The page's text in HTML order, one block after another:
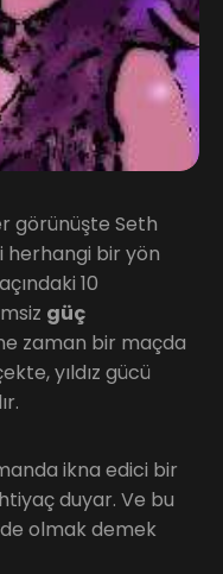
görünüşte Seth
herhangi bir yön
10
güç
zaman bir maçda
yıldız gücü
ikna edici bir
duyar. Ve bu
olmak demek